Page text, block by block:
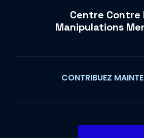
Centre Contre
Manipulations
CONTRIBUEZ